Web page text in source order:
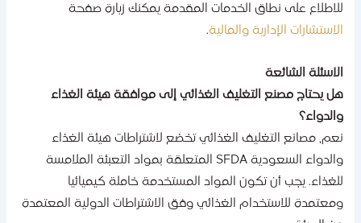
على نطاق الخدمات المقدمة يمكنك زيارة صفحة
الإدارية والمالية.
الشائعة
يحتاج مصنع التغليف الغذائي إلى موافقة هيئة الغذاء
مصانع التغليف الغذائي تخضع لاشتراطات هيئة الغذاء
والدواء السعودية SFDA المتعلقة بمواد التعبئة الملامسة
يجب أن تكون المواد المستخدمة خاملة كيميائيا
للاستخدام الغذائي وفق الاشتراطات الدولية المعتمدة